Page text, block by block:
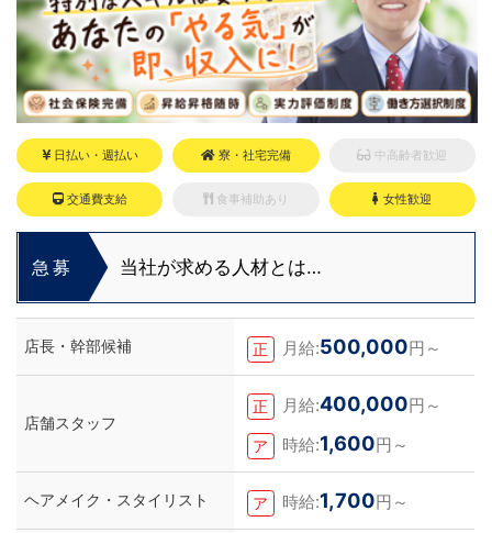
日払い・週払い 寮・社宅完備 中高齢者歓迎
交通費支給 食事補助あり 女性歓迎
急募 当社が求める人材とは…
店長・幹部候補 正 月給:500,000円～
店舗スタッフ
正 月給:400,000円～
ア 時給:1,600円～
ヘアメイク・スタイリスト ア 時給:1,700円～